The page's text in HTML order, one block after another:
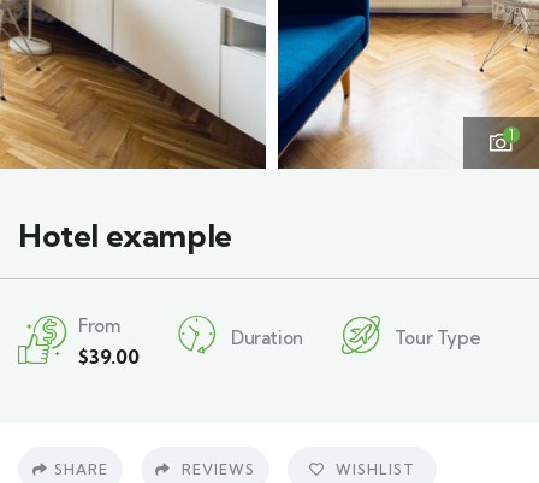
1
Hotel example
From
$39.00
Duration Tour Type
SHARE REVIEWS WISHLIST